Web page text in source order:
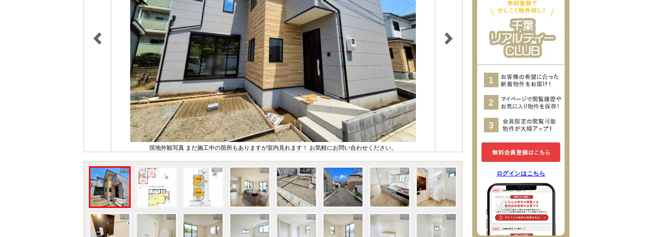
現地外観写真 まだ施工中の箇所もありますが室内見れます！ お気軽にお問い合わせください。
ログインはこちら